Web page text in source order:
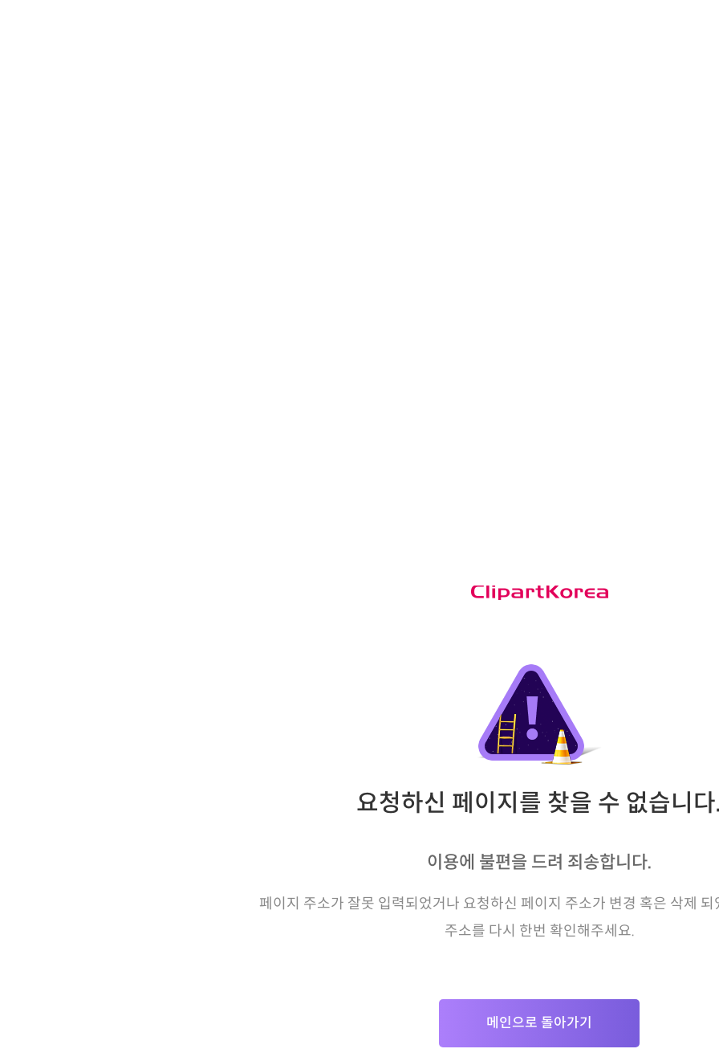
요청하신 페이지를 찾을 수 없습니다.
이용에 불편을 드려 죄송합니다.
페이지 주소가 잘못 입력되었거나 요청하신 페이지 주소가 변경 혹은 삭제 되
주소를 다시 한번 확인해주세요.
메인으로 돌아가기